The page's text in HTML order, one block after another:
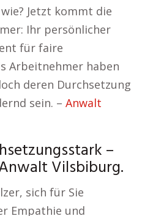
Jetzt kommt die
Ihr persönlicher
für faire
Arbeitnehmer haben
deren Durchsetzung
sein. – Anwalt
–
Vilsbiburg.
sich für Sie
Empathie und